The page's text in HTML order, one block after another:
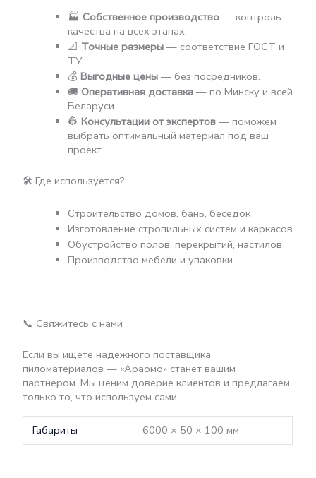
🏭 Собственное производство — контроль
качества на всех этапах.
📐 Точные размеры — соответствие ГОСТ и
ТУ.
💰 Выгодные цены — без посредников.
🚚 Оперативная доставка — по Минску и всей
Беларуси.
👷 Консультации от экспертов — поможем
выбрать оптимальный материал под ваш
проект.
🛠 Где используется?
Строительство домов, бань, беседок
Изготовление стропильных систем и каркасов
Обустройство полов, перекрытий, настилов
Производство мебели и упаковки
📞 Свяжитесь с нами
Если вы ищете надежного поставщика
пиломатериалов — «Араомо» станет вашим
партнером. Мы ценим доверие клиентов и предлагаем
только то, что используем сами.
Габариты 6000 × 50 × 100 мм